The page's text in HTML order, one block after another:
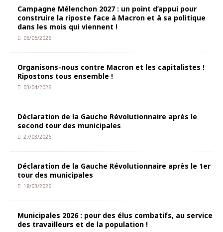
Campagne Mélenchon 2027 : un point d’appui pour
construire la riposte face à Macron et à sa politique
dans les mois qui viennent !
06/05/2026
Organisons-nous contre Macron et les capitalistes !
Ripostons tous ensemble !
03/04/2026
Déclaration de la Gauche Révolutionnaire après le
second tour des municipales
27/03/2026
Déclaration de la Gauche Révolutionnaire après le 1er
tour des municipales
18/03/2026
Municipales 2026 : pour des élus combatifs, au service
des travailleurs et de la population !